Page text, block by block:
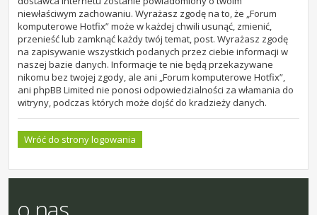
niewłaściwym zachowaniu. Wyrażasz zgodę na to, że „Forum
komputerowe Hotfix” może w każdej chwili usunąć, zmienić,
przenieść lub zamknąć każdy twój temat, post. Wyrażasz zgodę
na zapisywanie wszystkich podanych przez ciebie informacji w
naszej bazie danych. Informacje te nie będą przekazywane
nikomu bez twojej zgody, ale ani „Forum komputerowe Hotfix”,
ani phpBB Limited nie ponosi odpowiedzialności za włamania do
witryny, podczas których może dojść do kradzieży danych.
Wróć do strony logowania